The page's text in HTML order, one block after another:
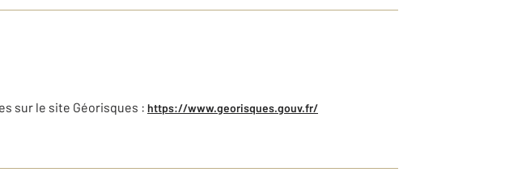
sur le site Géorisques : https://www.georisques.gouv.fr/